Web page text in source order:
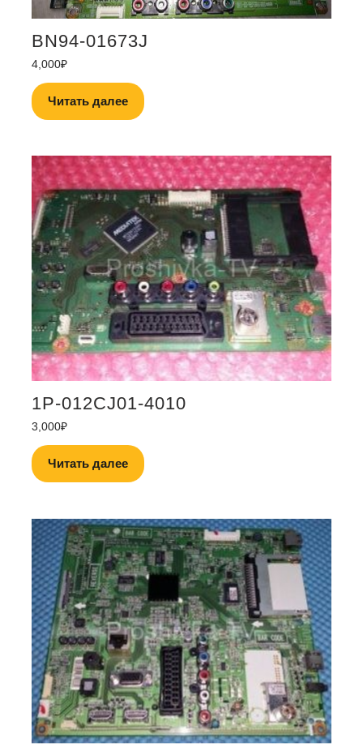
BN94-01673J
4,000₽
Читать далее
1P-012CJ01-4010
3,000₽
Читать далее